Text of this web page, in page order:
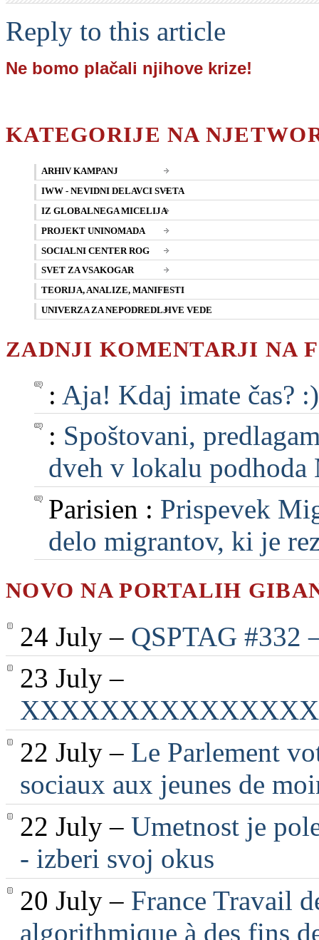
Reply to this article
Ne bomo plačali njihove krize!
KATEGORIJE NA
ARHIV KAMPANJ
IWW - NEVIDNI DELAVCI SVETA
IZ GLOBALNEGA MICELIJA
PROJEKT UNINOMADA
SOCIALNI CENTER ROG
SVET ZA VSAKOGAR
TEORIJA, ANALIZE, MANIFESTI
UNIVERZA ZA NEPODREDLJIVE VEDE
ZADNJI KOMENTARJI NA
: Aja! Kdaj imate čas?
: Spoštovani,
dveh v lokalu
Parisien : Prispevek
delo migrantov, ki je
NOVO NA PORTALIH
24 July – QSPTAG
23 July –
22 July – Le Parlement
sociaux aux jeunes de
22 July – Umetnost je
- izberi svoj okus
20 July – France Travail
algorithmique à des fins